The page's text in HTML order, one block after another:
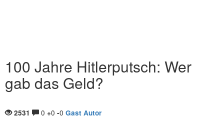
100 Jahre Hitlerputsch: Wer
gab das Geld?
2531 0 +0 -0 Gast Autor